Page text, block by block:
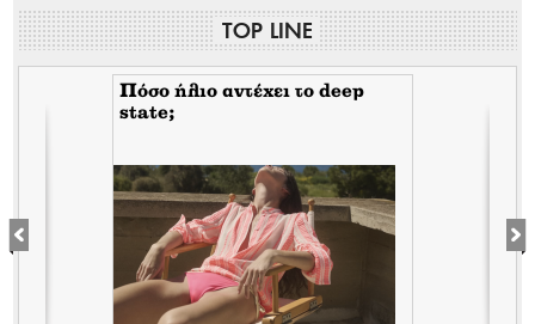
TOP LINE
Πόσο ήλιο αντέχει το deep
state;